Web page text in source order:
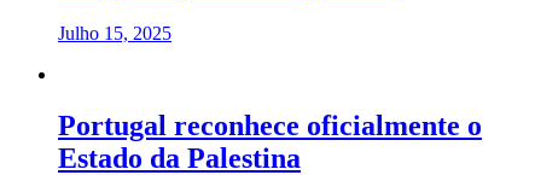
Julho 15, 2025
Portugal reconhece oficialmente o
Estado da Palestina